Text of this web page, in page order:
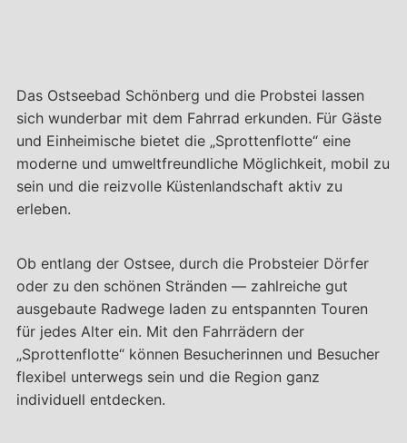
Das Ostseebad Schönberg und die Probstei lassen
sich wunderbar mit dem Fahrrad erkunden. Für Gäste
und Einheimische bietet die „Sprottenflotte“ eine
moderne und umweltfreundliche Möglichkeit, mobil zu
sein und die reizvolle Küstenlandschaft aktiv zu
erleben.
Ob entlang der Ostsee, durch die Probsteier Dörfer
oder zu den schönen Stränden — zahlreiche gut
ausgebaute Radwege laden zu entspannten Touren
für jedes Alter ein. Mit den Fahrrädern der
„Sprottenflotte“ können Besucherinnen und Besucher
flexibel unterwegs sein und die Region ganz
individuell entdecken.